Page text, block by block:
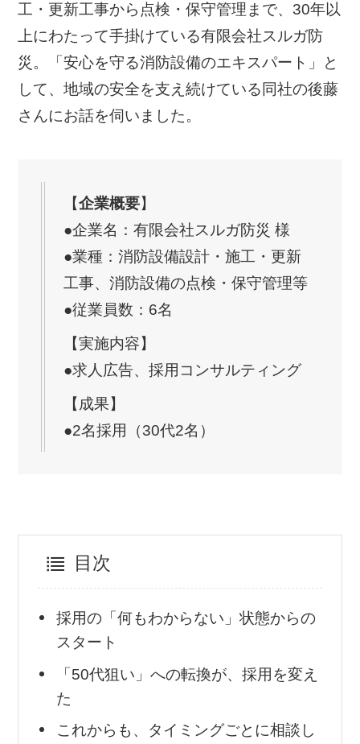
工・更新工事から点検・保守管理まで、30年以
上にわたって手掛けている有限会社スルガ防
災。「安心を守る消防設備のエキスパート」と
して、地域の安全を支え続けている同社の後藤
さんにお話を伺いました。
【企業概要】
●企業名：有限会社スルガ防災 様
●業種：消防設備設計・施工・更新
工事、消防設備の点検・保守管理等
●従業員数：6名
【実施内容】
●求人広告、採用コンサルティング
【成果】
●2名採用（30代2名）
目次
採用の「何もわからない」状態からの
スタート
「50代狙い」への転換が、採用を変え
た
これからも、タイミングごとに相談し